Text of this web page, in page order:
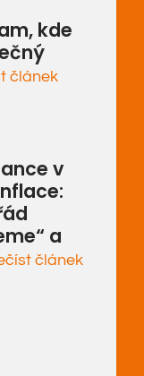
kde
článek
v
a
článek